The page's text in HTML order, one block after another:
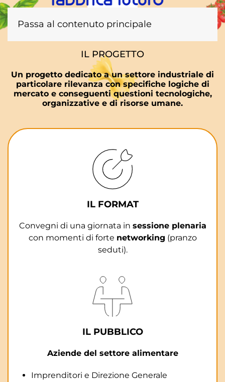
Passa al contenuto principale
IL PROGETTO
Un progetto dedicato a un settore industriale di
particolare rilevanza con specifiche logiche di
mercato e conseguenti questioni tecnologiche,
organizzative e di risorse umane.
IL FORMAT
Convegni di una giornata in sessione plenaria
con momenti di forte networking (pranzo
seduti).
IL PUBBLICO
Aziende del settore alimentare
Imprenditori e Direzione Generale